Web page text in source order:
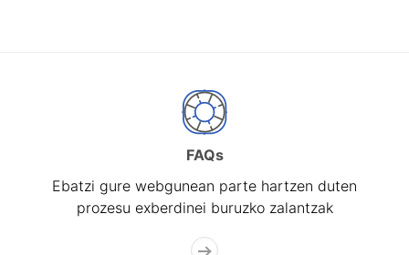
FAQs
Ebatzi gure webgunean parte hartzen duten
prozesu exberdinei buruzko zalantzak